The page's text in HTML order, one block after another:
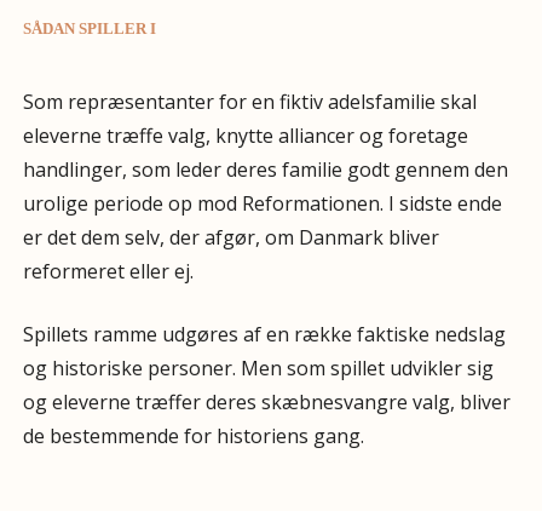
SÅDAN SPILLER I
Som repræsentanter for en fiktiv adelsfamilie skal
eleverne træffe valg, knytte alliancer og foretage
handlinger, som leder deres familie godt gennem den
urolige periode op mod Reformationen. I sidste ende
er det dem selv, der afgør, om Danmark bliver
reformeret eller ej.
Spillets ramme udgøres af en række faktiske nedslag
og historiske personer. Men som spillet udvikler sig
og eleverne træffer deres skæbnesvangre valg, bliver
de bestemmende for historiens gang.